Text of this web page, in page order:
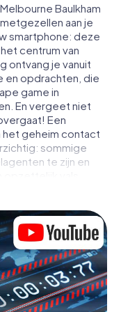
Baulkham
aan je
smartphone: deze
centrum van
ontvang je vanuit
en opdrachten, die
game in
En vergeet niet
Een
geheim contact
sommige
te zijn en
vals
in Melbourne
een kamer waaruit
moet bevrijden.
wordt heel
De technische
Baulkham